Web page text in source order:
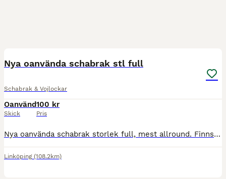
Nya oanvända schabrak stl full
Schabrak & Vojlockar
Oanvänd
Skick
100 kr
Pris
Nya oanvända schabrak storlek full, mest allround. Finns i Linköping, avhämtning prioriteras Perfekt julklapp alla nya oanvända Kerbl, orange, 300:- Virka, vitt, 300:- Hansbo vitt, 200:- Protector
Linköping (108.2km)